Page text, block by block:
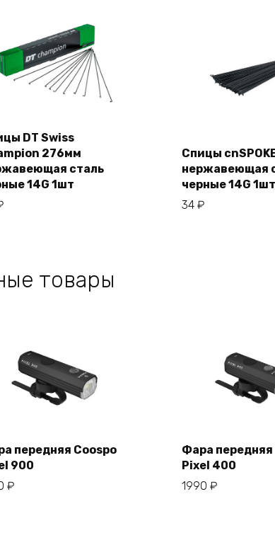
В корзину
DT Swiss
276мм
сталь
14G 1шт
В
Спицы
нержавеющая
черные 14G 1шт
34 ₽
товары
передняя Coospo
900
₽
Фара передняя
Pixel 400
1990 ₽